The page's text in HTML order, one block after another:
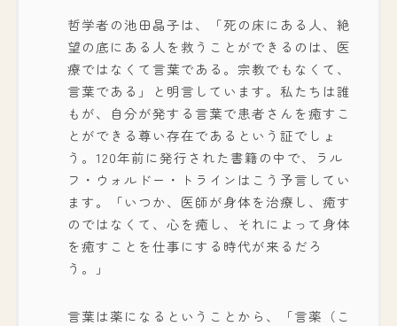
哲学者の池田晶子は、「死の床にある人、絶
望の底にある人を救うことができるのは、医
療ではなくて言葉である。宗教でもなくて、
言葉である」と明言しています。私たちは誰
もが、自分が発する言葉で患者さんを癒すこ
とができる尊い存在であるという証でしょ
う。120年前に発行された書籍の中で、ラル
フ・ウォルドー・トラインはこう予言してい
ます。「いつか、医師が身体を治療し、癒す
のではなくて、心を癒し、それによって身体
を癒すことを仕事にする時代が来るだろ
う。」
言葉は薬になるということから、「言薬（こ